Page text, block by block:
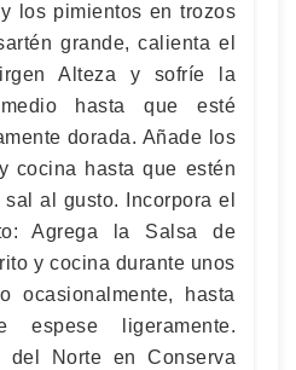
los pimientos en trozos
grande, calienta el
Alteza y sofríe la
hasta que esté
dorada. Añade los
cocina hasta que estén
al gusto. Incorpora el
Agrega la Salsa de
y cocina durante unos
ocasionalmente, hasta
ligeramente.
del Norte en Conserva